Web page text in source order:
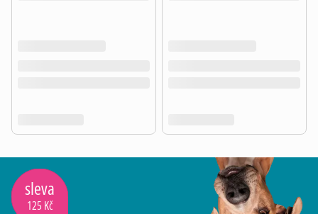
sleva
125 Kč